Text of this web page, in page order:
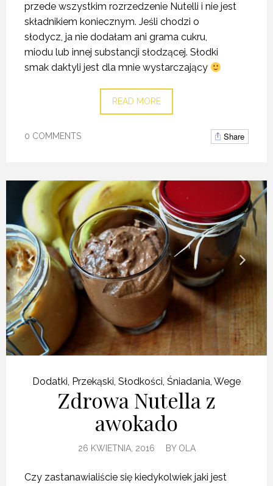
przede wszystkim rozrzedzenie Nutelli i nie jest
składnikiem koniecznym. Jeśli chodzi o
słodycz, ja nie dodałam ani grama cukru,
miodu lub innej substancji słodzącej. Słodki
smak daktyli jest dla mnie wystarczający
READ MORE
0 COMMENTS Share
Dodatki, Przekąski, Słodkości, Śniadania, Wege
Zdrowa Nutella z
awokado
26 KWIETNIA, 2016 BY OLA
Czy zastanawialiście się kiedykolwiek jaki jest